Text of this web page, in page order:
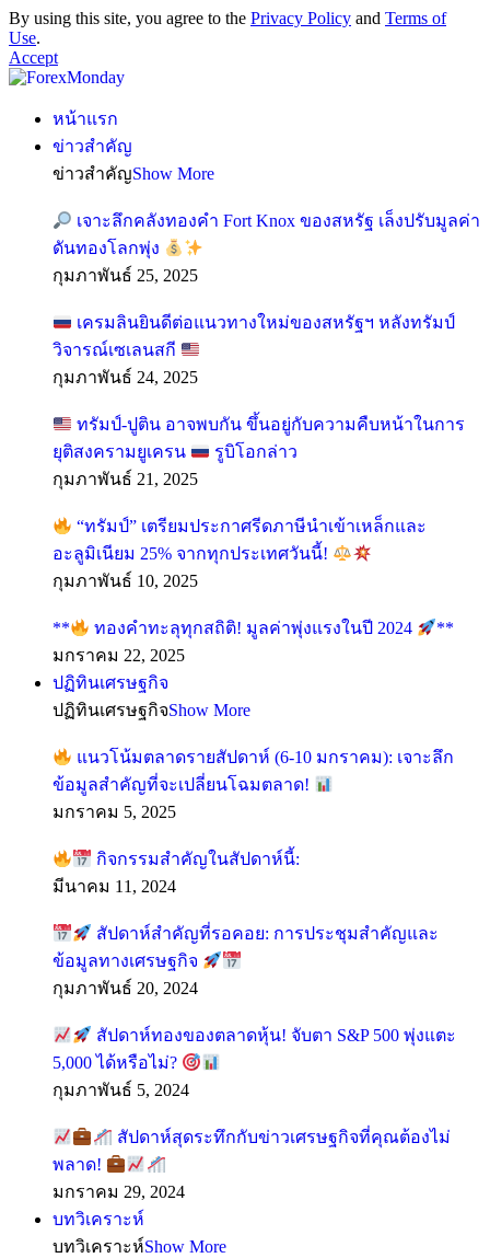
By using this site, you agree to the Privacy Policy and Terms of
Use.
Accept
หน้าแรก
ข่าวสำคัญ
ข่าวสำคัญShow More
เจาะลึกคลังทองคำ Fort Knox ของสหรัฐ เล็งปรับมูลค่า
ดันทองโลกพุ่ง
กุมภาพันธ์ 25, 2025
เครมลินยินดีต่อแนวทางใหม่ของสหรัฐฯ หลังทรัมป์
วิจารณ์เซเลนสกี
กุมภาพันธ์ 24, 2025
ทรัมป์-ปูติน อาจพบกัน ขึ้นอยู่กับความคืบหน้าในการ
ยุติสงครามยูเครน
รูบิโอกล่าว
กุมภาพันธ์ 21, 2025
“ทรัมป์” เตรียมประกาศรีดภาษีนำเข้าเหล็กและ
อะลูมิเนียม 25% จากทุกประเทศวันนี้!
กุมภาพันธ์ 10, 2025
** ทองคำทะลุทุกสถิติ! มูลค่าพุ่งแรงในปี 2024
**
มกราคม 22, 2025
ปฏิทินเศรษฐกิจ
ปฏิทินเศรษฐกิจShow More
แนวโน้มตลาดรายสัปดาห์ (6-10 มกราคม): เจาะลึก
ข้อมูลสำคัญที่จะเปลี่ยนโฉมตลาด!
มกราคม 5, 2025
กิจกรรมสำคัญในสัปดาห์นี้:
มีนาคม 11, 2024
สัปดาห์สำคัญที่รอคอย: การประชุมสำคัญและ
ข้อมูลทางเศรษฐกิจ
กุมภาพันธ์ 20, 2024
สัปดาห์ทองของตลาดหุ้น! จับตา S&P 500 พุ่งแตะ
5,000 ได้หรือไม่?
กุมภาพันธ์ 5, 2024
สัปดาห์สุดระทึกกับข่าวเศรษฐกิจที่คุณต้องไม่
พลาด!
มกราคม 29, 2024
บทวิเคราะห์
บทวิเคราะห์Show More